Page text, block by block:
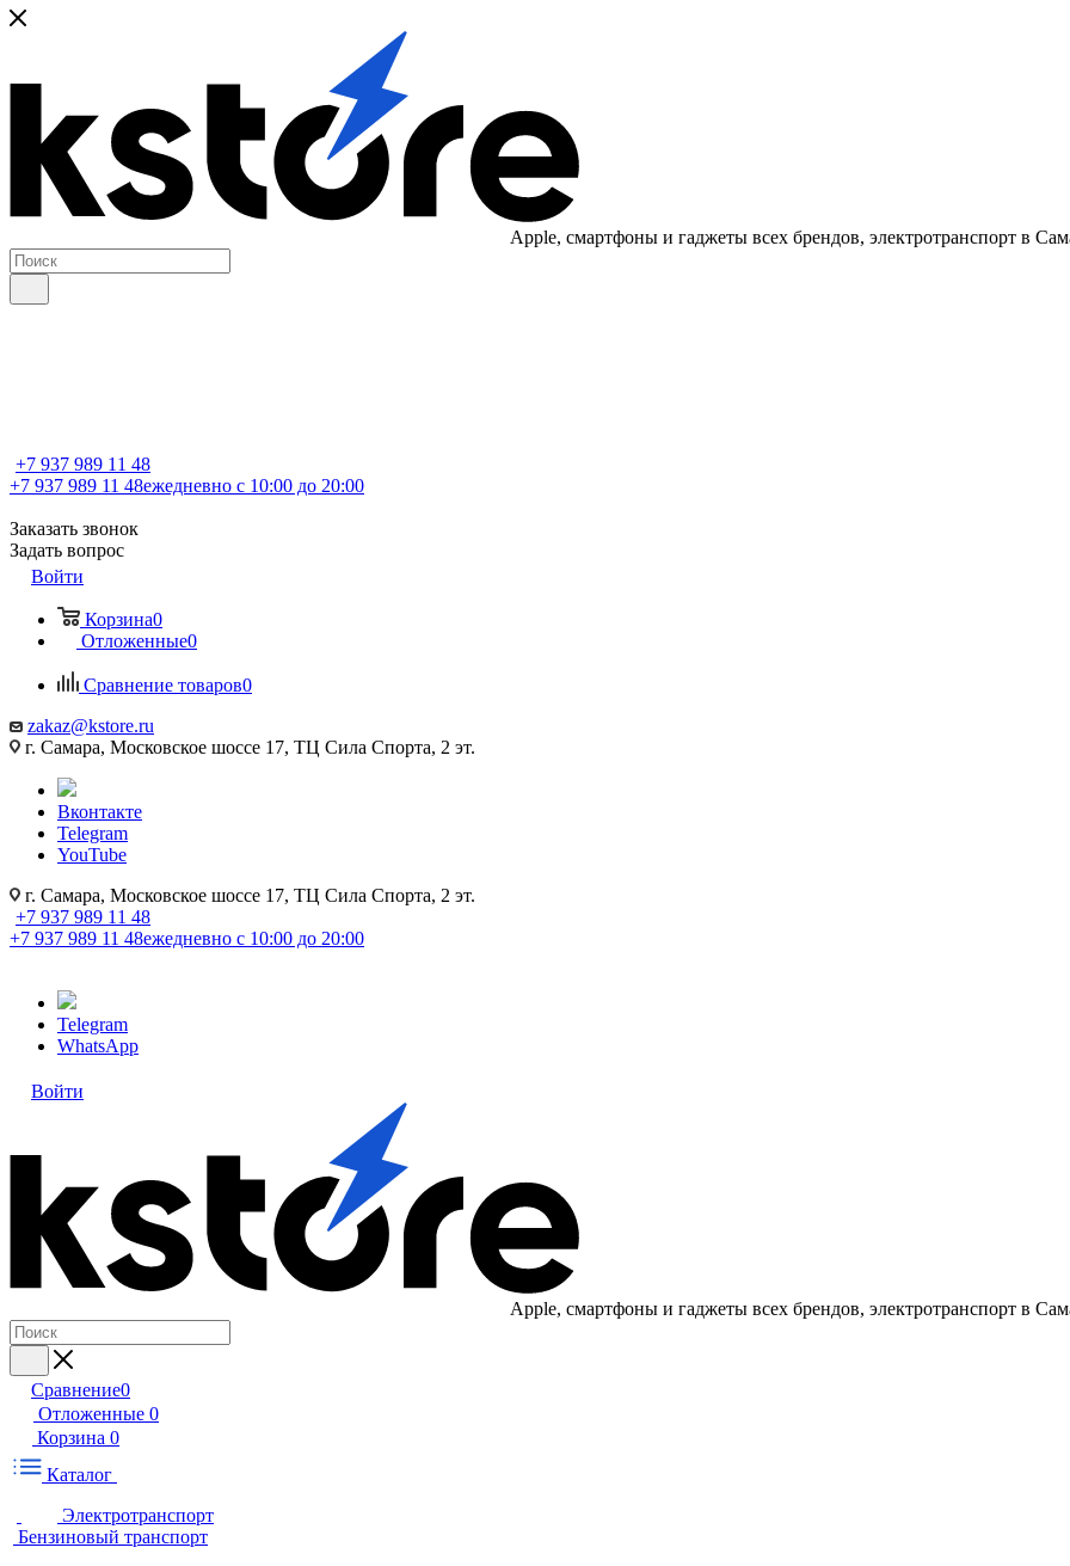
Apple, cмартфоны и гаджеты всех брендов, электротранспорт в
+7 937 989 11 48
+7 937 989 11 48ежедневно с 10:00 до 20:00
Заказать звонок
Задать вопрос
Войти
Корзина0
Отложенные0
Сравнение товаров0
zakaz@kstore.ru
г. Самара, Московское шоссе 17, ТЦ Сила Спорта, 2 эт.
Вконтакте
Telegram
YouTube
г. Самара, Московское шоссе 17, ТЦ Сила Спорта, 2 эт.
+7 937 989 11 48
+7 937 989 11 48ежедневно с 10:00 до 20:00
Telegram
WhatsApp
Войти
Apple, cмартфоны и гаджеты всех брендов, электротранспорт в
Сравнение0
Отложенные 0
Корзина 0
Каталог
Электротранспорт
Бензиновый транспорт